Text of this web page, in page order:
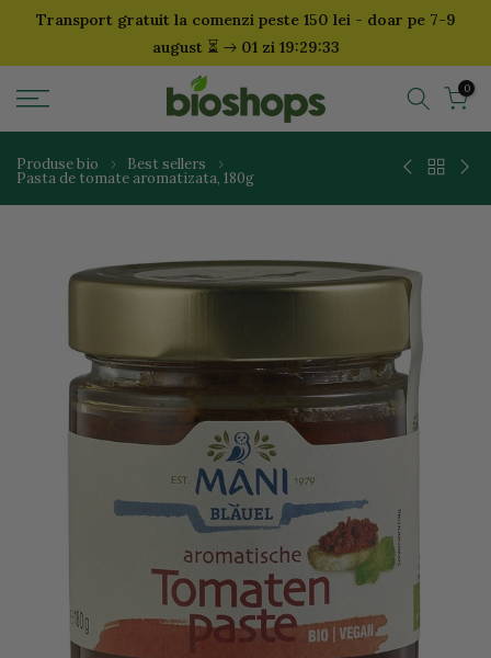
SariTransport gratuit la comenzi peste 150 lei - doar pe 7-9
august ⏳ 01 zi 19:29:33
0
Produse bio Best sellers
Pasta de tomate aromatizata, 180g